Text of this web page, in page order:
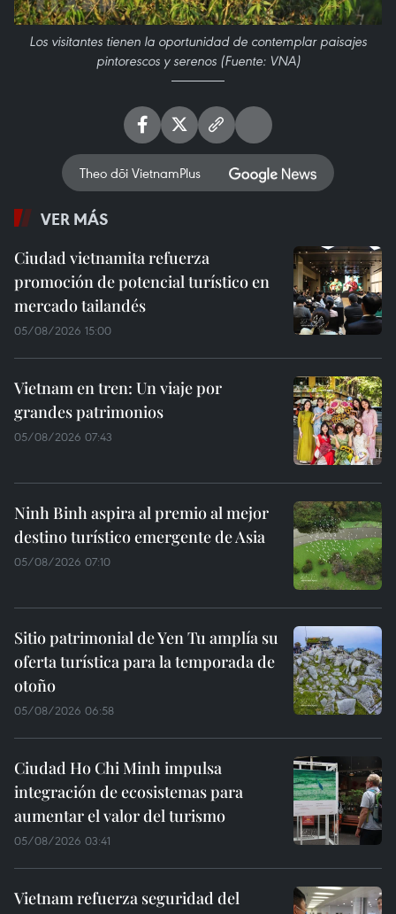
Los visitantes tienen la oportunidad de contemplar paisajes
pintorescos y serenos (Fuente: VNA)
Theo dõi VietnamPlus
VER MÁS
Ciudad vietnamita refuerza
promoción de potencial turístico en
mercado tailandés
05/08/2026 15:00
Vietnam en tren: Un viaje por
grandes patrimonios
05/08/2026 07:43
Ninh Binh aspira al premio al mejor
destino turístico emergente de Asia
05/08/2026 07:10
Sitio patrimonial de Yen Tu amplía su
oferta turística para la temporada de
otoño
05/08/2026 06:58
Ciudad Ho Chi Minh impulsa
integración de ecosistemas para
aumentar el valor del turismo
05/08/2026 03:41
Vietnam refuerza seguridad del